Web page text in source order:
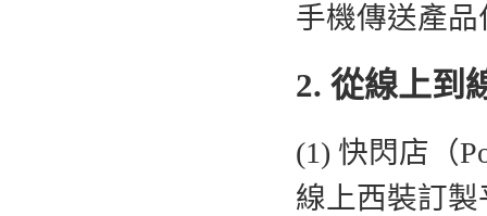
手機傳送產
2. 從線上到
(1) 快閃店（
線上西裝訂製